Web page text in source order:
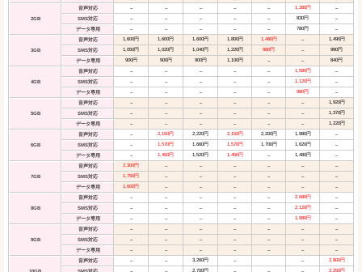
2GB
音声対応 – – – – – 1,380円 –
SMS対応 – – – – – 830円 –
データ専用 – – – – – 780円 –
3GB
音声対応 1,600円 1,600円 1,600円 1,800円 1,480円 – 1,490円
SMS対応 1,050円 1,020円 1,040円 1,220円 980円 – 990円
データ専用 900円 900円 900円 1,100円 – – 840円
4GB
音声対応 – – – – – 1,580円 –
SMS対応 – – – – – 1,120円 –
データ専用 – – – – – 980円 –
5GB
音声対応 – – – – – – 1,920円
SMS対応 – – – – – – 1,370円
データ専用 – – – – – – 1,220円
6GB
音声対応 – 2,150円 2,220円 2,150円 2,200円 1,980円 –
SMS対応 – 1,570円 1,660円 1,570円 1,700円 1,620円 –
データ専用 – 1,450円 1,520円 1,450円 – 1,480円 –
7GB
音声対応 2,300円 – – – – – –
SMS対応 1,750円 – – – – – –
データ専用 1,600円 – – – – – –
8GB
音声対応 – – – – – 2,680円 –
SMS対応 – – – – – 2,120円 –
データ専用 – – – – – 1,980円 –
9GB
音声対応 – – – – – – –
SMS対応 – – – – – – –
データ専用 – – – – – – –
音声対応 – – 3,260円 – – 2,800円
2,700円 2,250円